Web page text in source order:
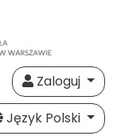
Zaloguj
Język Polski